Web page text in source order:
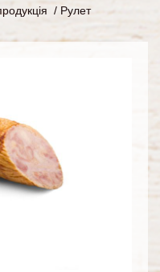
/ Рулет